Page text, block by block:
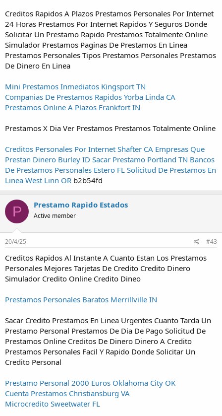
Creditos Rapidos A Plazos Prestamos Personales Por Internet
24 Horas Prestamos Por Internet Rapidos Y Seguros Donde
Solicitar Un Prestamo Rapido Prestamos Totalmente Online
Simulador Prestamos Paginas De Prestamos En Linea
Prestamos Personales Tipos Prestamos Personales Prestamos
De Dinero En Linea
Mini Prestamos Inmediatos Kingsport TN
Companias De Prestamos Rapidos Yorba Linda CA
Prestamos Online A Plazos Frankfort IN
Prestamos X Dia Ver Prestamos Prestamos Totalmente Online
Creditos Personales Por Internet Shafter CA Empresas Que
Prestan Dinero Burley ID Sacar Prestamo Portland TN Bancos
De Prestamos Personales Estero FL Solicitud De Prestamos En
Linea West Linn OR b2b54fd
P Prestamo Rapido Estados
Active member
20/4/25 #43
Creditos Rapidos Al Instante A Cuanto Estan Los Prestamos
Personales Mejores Tarjetas De Credito Credito Dinero
Simulador Credito Online Credito Dineo
Prestamos Personales Baratos Merrillville IN
Sacar Credito Prestamos En Linea Urgentes Cuanto Tarda Un
Prestamo Personal Prestamos De Dia De Pago Solicitud De
Prestamos Online Creditos De Dinero Dinero A Credito
Prestamos Personales Facil Y Rapido Donde Solicitar Un
Credito Personal
Prestamo Personal 2000 Euros Oklahoma City OK
Cuenta Prestamos Christiansburg VA
Microcredito Sweetwater FL